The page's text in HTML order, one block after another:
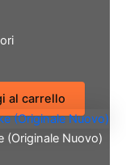
al carrello
(Originale Nuovo)